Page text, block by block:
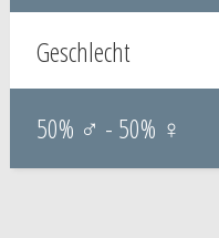
Geschlecht
50% ♂ - 50% ♀